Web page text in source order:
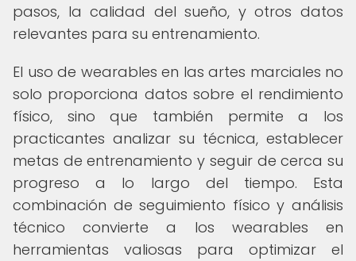
pasos, la calidad del sueño, y otros datos
relevantes para su entrenamiento.
El uso de wearables en las artes marciales no
solo proporciona datos sobre el rendimiento
físico, sino que también permite a los
practicantes analizar su técnica, establecer
metas de entrenamiento y seguir de cerca su
progreso a lo largo del tiempo. Esta
combinación de seguimiento físico y análisis
técnico convierte a los wearables en
herramientas valiosas para optimizar el